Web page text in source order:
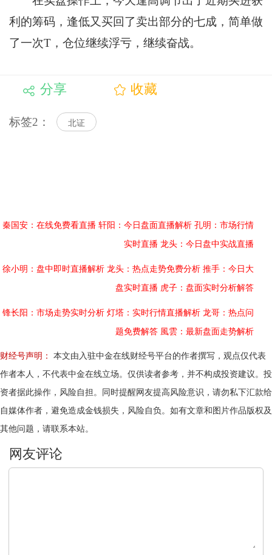
利的筹码，逢低又买回了卖出部分的七成，简单做
了一次T，仓位继续浮亏，继续奋战。
分享 收藏
标签2： 北证
秦国安：在线免费看直播 轩阳：今日盘面直播解析 孔明：市场行情
实时直播 龙头：今日盘中实战直播
徐小明：盘中即时直播解析 龙头：热点走势免费分析 推手：今日大
盘实时直播 虎子：盘面实时分析解答
锋长阳：市场走势实时分析 灯塔：实时行情直播解析 龙哥：热点问
题免费解答 風雲：最新盘面走势解析
财经号声明：
本文由入驻中金在线财经号平台的作者撰写，观点仅代表
作者本人，不代表中金在线立场。仅供读者参考，并不构成投资建议。投
资者据此操作，风险自担。同时提醒网友提高风险意识，请勿私下汇款给
自媒体作者，避免造成金钱损失，风险自负。如有文章和图片作品版权及
其他问题，请联系本站。